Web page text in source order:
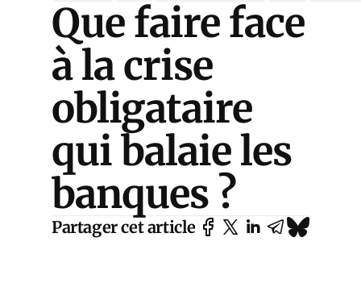
Que faire face
à la crise
obligataire
qui balaie les
banques ?
Partager cet article